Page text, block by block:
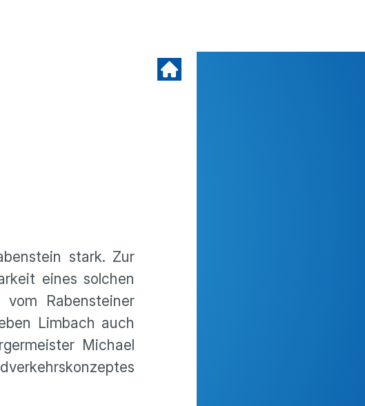
stark. Zur
eines solchen
Rabensteiner
Limbach auch
Michael